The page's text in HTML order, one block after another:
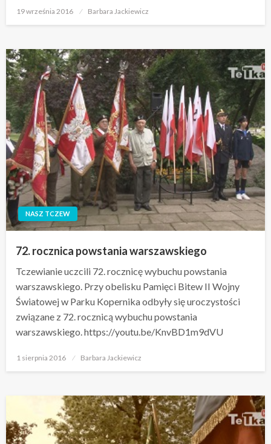
Opublikowane
19 września 2016 Barbara Jackiewicz
NASZ TCZEW
72. rocznica powstania warszawskiego
Tczewianie uczcili 72. rocznicę wybuchu powstania
warszawskiego. Przy obelisku Pamięci Bitew II Wojny
Światowej w Parku Kopernika odbyły się uroczystości
związane z 72. rocznicą wybuchu powstania
warszawskiego. https://youtu.be/KnvBD1m9dVU
Opublikowane
1 sierpnia 2016 Barbara Jackiewicz